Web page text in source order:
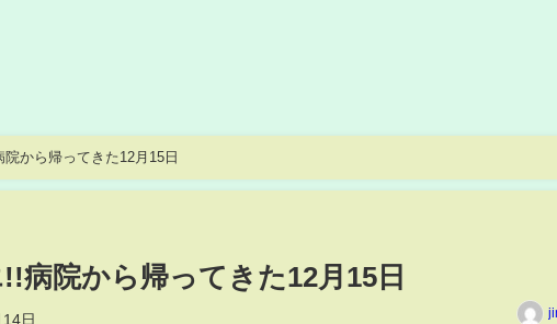
院から帰ってきた12月15日
!!病院から帰ってきた12月15日
日